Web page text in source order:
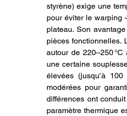
styrène) exige une
pour éviter le warping
plateau. Son
pièces fonctionnelles.
autour de 220–250
une certaine
élevées (jusqu’à
modérées pour
différences ont
paramètre thermique